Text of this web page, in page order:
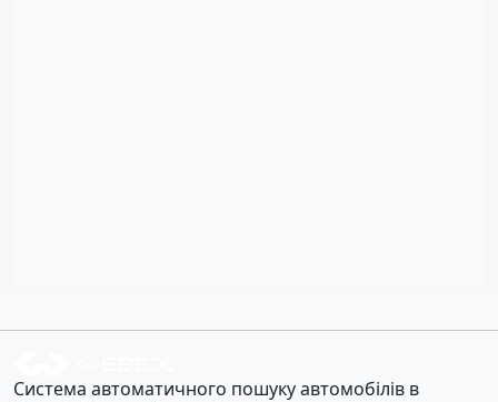
Система автоматичного пошуку автомобілів в